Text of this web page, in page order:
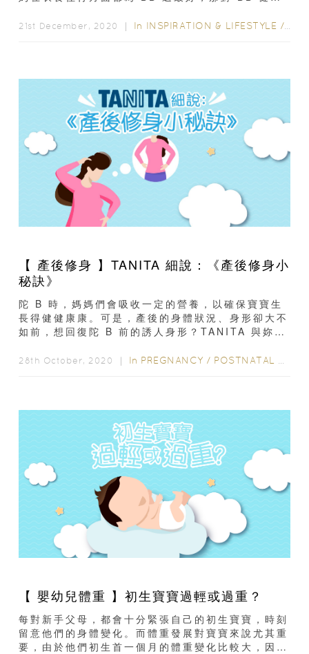
虐...
21st December, 2020 ｜ In INSPIRATION & LIFESTYLE /
【 產後修身 】TANITA 細說：《產後修身小
秘訣》
陀 B 時，媽媽們會吸收一定的營養，以確保寶寶生
長得健健康康。可是，產後的身體狀況、身形卻大不
如前，想回復陀 B 前的誘人身形？TANITA 與妳分
28th October, 2020 ｜ In PREGNANCY / POSTNATAL CARE
【 嬰幼兒體重 】初生寶寶過輕或過重？
每對新手父母，都會十分緊張自己的初生寶寶，時刻
留意他們的身體變化。而體重發展對寶寶來說尤其重
要，由於他們初生首一個月的體重變化比較大，因此